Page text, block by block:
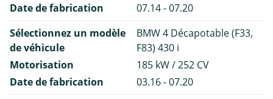
Date de fabrication
07.14 - 07.20
Sélectionnez un modèle
de véhicule
BMW 4 Décapotable (F33,
F83) 430 i
Motorisation
185 kW / 252 CV
Date de fabrication
03.16 - 07.20